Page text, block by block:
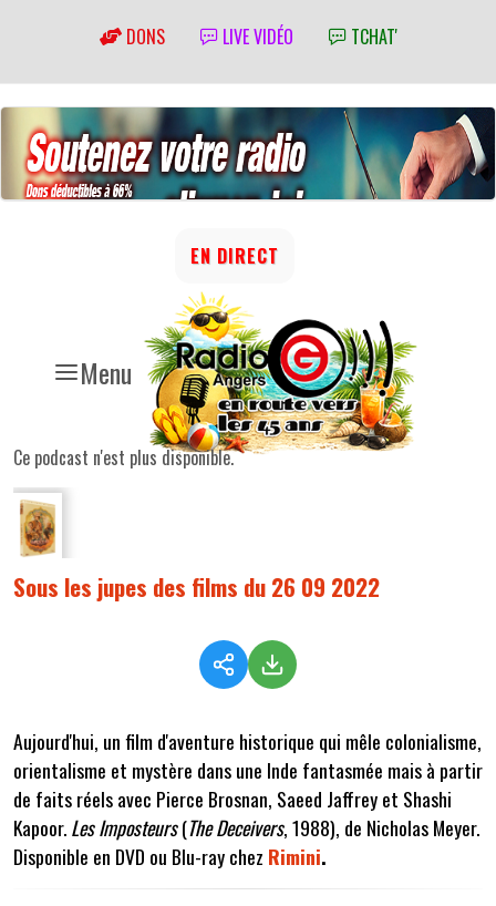
DONS LIVE VIDÉO TCHAT'
Menu
EN DIRECT
Ce podcast n'est plus disponible.
Sous les jupes des films du 26 09 2022
Aujourd'hui, un film d'aventure historique qui mêle colonialisme,
orientalisme et mystère dans une Inde fantasmée mais à partir
de faits réels avec Pierce Brosnan, Saeed Jaffrey et Shashi
Kapoor.Les Imposteurs(The Deceivers, 1988), de Nicholas Meyer.
Disponible en DVD ou Blu-ray chez Rimini.